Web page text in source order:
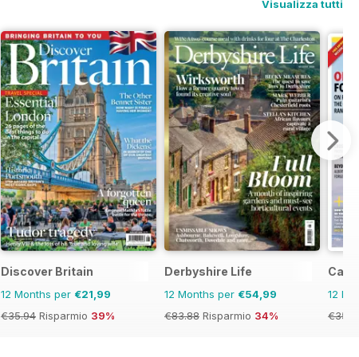
Visualizza tutti
Discover Britain
12 Months per €21,99
€35.94 Risparmio 39%
Derbyshire Life
12 Months per €54,99
€83.88 Risparmio 34%
12